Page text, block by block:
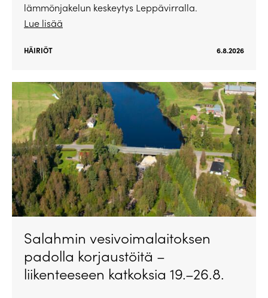
lämmönjakelun keskeytys Leppävirralla.
Lue lisää
HÄIRIÖT 6.8.2026
Salahmin vesivoimalaitoksen
padolla korjaustöitä –
liikenteeseen katkoksia 19.–26.8.